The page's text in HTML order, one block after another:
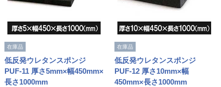
在庫品
低反発ウレタンスポンジ
PUF-11 厚さ5mm×幅450mm×
長さ1000mm
在庫品
低反発ウレタンスポンジ
PUF-12 厚さ10mm×幅
450mm×長さ1000mm